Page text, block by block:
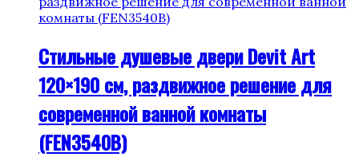
Стильные душевые двери Devit Art
120×190 см, раздвижное решение для
современной ванной комнаты
(FEN3540B)